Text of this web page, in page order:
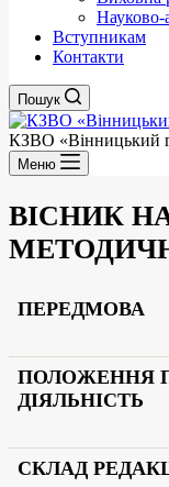
Науково-
Вступникам
Контакти
Пошук
КЗВО «Вінницький
Меню
ВІСНИК
ПЕРЕДМОВА
ПОЛОЖЕННЯ
ДІЯЛЬНІСТЬ
СКЛАД